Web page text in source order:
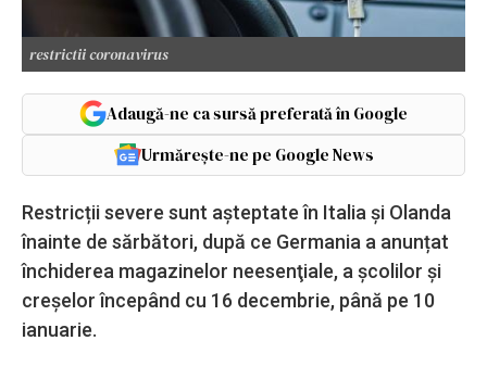
restrictii coronavirus
Adaugă-ne ca sursă preferată în Google
Urmărește-ne pe Google News
Restricții severe sunt așteptate în Italia și Olanda
înainte de sărbători, după ce Germania a anunțat
închiderea magazinelor neesenţiale, a şcolilor şi
creşelor începând cu 16 decembrie, până pe 10
ianuarie.